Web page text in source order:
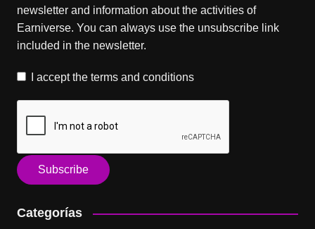
newsletter and information about the activities of
Earniverse. You can always use the unsubscribe link
included in the newsletter.
I accept the terms and conditions
Categorías